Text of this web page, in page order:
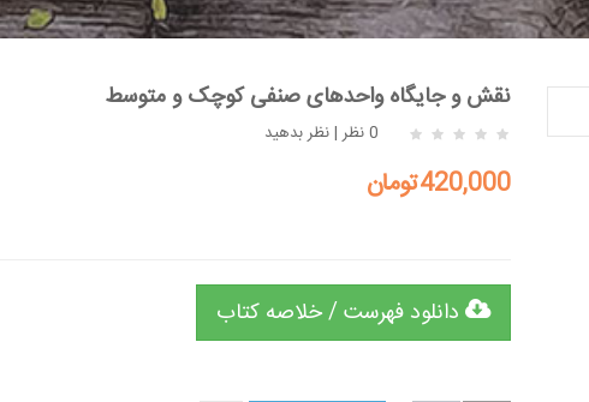
نقش و جایگاه واحدهای صنفی کوچک و متوسط
0 نظر |نظر بدهید
420,000تومان
دانلود فهرست / خلاصه کتاب